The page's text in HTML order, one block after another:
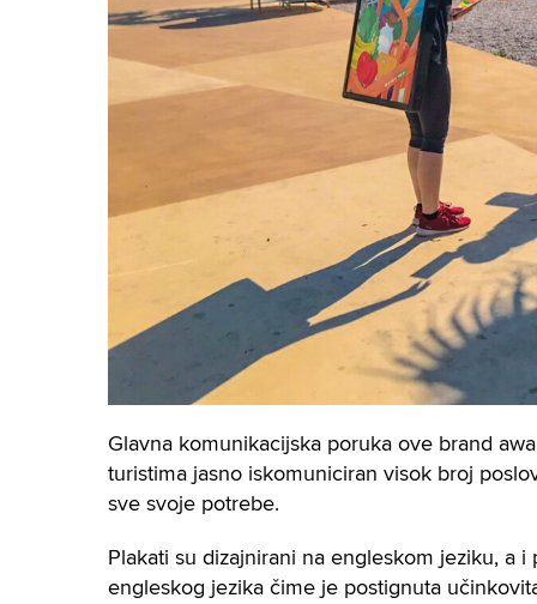
Glavna komunikacijska poruka ove brand
turistima jasno iskomuniciran visok broj
sve svoje potrebe.
Plakati su dizajnirani na engleskom jeziku, a
engleskog jezika čime je postignuta